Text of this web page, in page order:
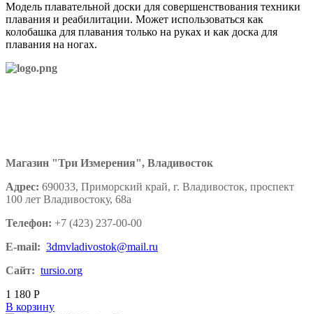
Mодель плавательной доски для совершенствования техники
плавания и реабилитации. Может использоваться как
колобашка для плавания только на руках и как доска для
плавания на ногах.
Магазин "Три Измерения", Владивосток
Адрес: 690033, Приморский край, г. Владивосток, проспект
100 лет Владивостоку, 68а
Телефон: +7 (423) 237-00-00
E-mail: 3dmvladivostok@mail.ru
Сайт: tursio.org
1 180 Р
В корзину